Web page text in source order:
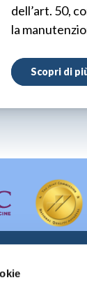
dell’art. 50,
la
Scopri di